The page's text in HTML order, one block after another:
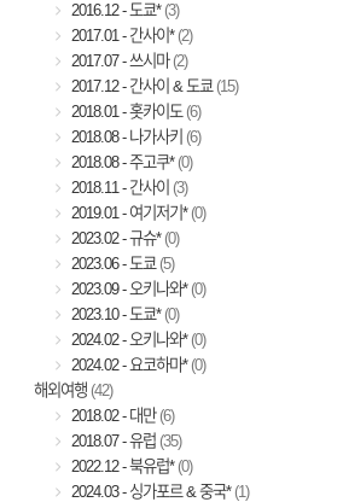
2016.12 - 도쿄* (3)
2017.01 - 간사이* (2)
2017.07 - 쓰시마 (2)
2017.12 - 간사이 & 도쿄 (15)
2018.01 - 홋카이도 (6)
2018.08 - 나가사키 (6)
2018.08 - 주고쿠* (0)
2018.11 - 간사이 (3)
2019.01 - 여기저기* (0)
2023.02 - 규슈* (0)
2023.06 - 도쿄 (5)
2023.09 - 오키나와* (0)
2023.10 - 도쿄* (0)
2024.02 - 오키나와* (0)
2024.02 - 요코하마* (0)
해외여행 (42)
2018.02 - 대만 (6)
2018.07 - 유럽 (35)
2022.12 - 북유럽* (0)
2024.03 - 싱가포르 & 중국* (1)